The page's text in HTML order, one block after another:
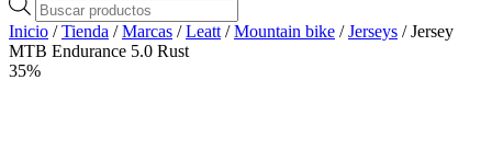
de
productos
Inicio /Tienda /Marcas /Leatt /Mountain bike /Jerseys / Jersey
MTB Endurance 5.0 Rust
35%